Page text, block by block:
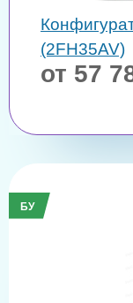
(2FH35AV)
от 57
БУ